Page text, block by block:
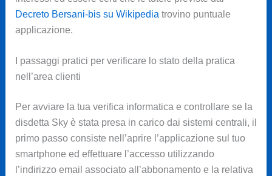
Decreto Bersani-bis su Wikipedia trovino puntuale
applicazione.
I passaggi pratici per verificare lo stato della pratica
nell’area clienti
Per avviare la tua verifica informatica e controllare se la
disdetta Sky è stata presa in carico dai sistemi centrali, il
primo passo consiste nell’aprire l’applicazione sul tuo
smartphone ed effettuare l’accesso utilizzando
l’indirizzo email associato all’abbonamento e la relativa